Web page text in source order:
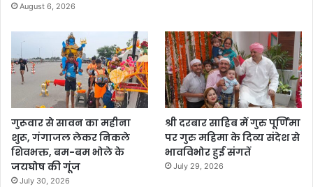
August 6, 2026
गुरूवार से सावन का महीना
शुरू, गंगाजल लेकर निकले
शिवभक्त, बम-बम भोले के
जयघोष की गूंज
July 30, 2026
श्री दरबार साहिब में गुरु पूर्णिमा
पर गुरु महिमा के दिव्य संदेश से
भावविभोर हुई संगतें
July 29, 2026